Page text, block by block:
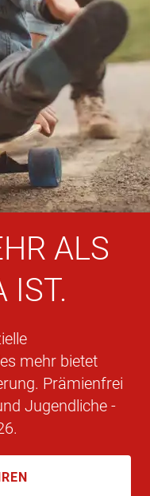
ALS
IST.
mehr bietet
Prämienfrei
Jugendliche -